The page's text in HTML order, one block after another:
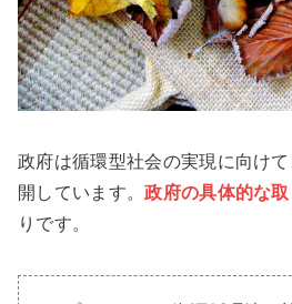
政府は循環型社会の実現に向け
開しています。政府の具体的な
りです。